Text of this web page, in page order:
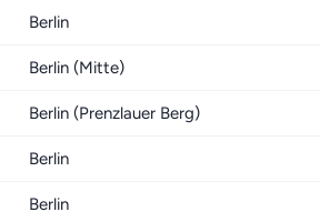
Berlin
Berlin (Mitte)
Berlin (Prenzlauer Berg)
Berlin
Berlin